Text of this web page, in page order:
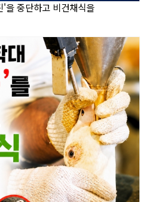
을 중단하고 비건채식을